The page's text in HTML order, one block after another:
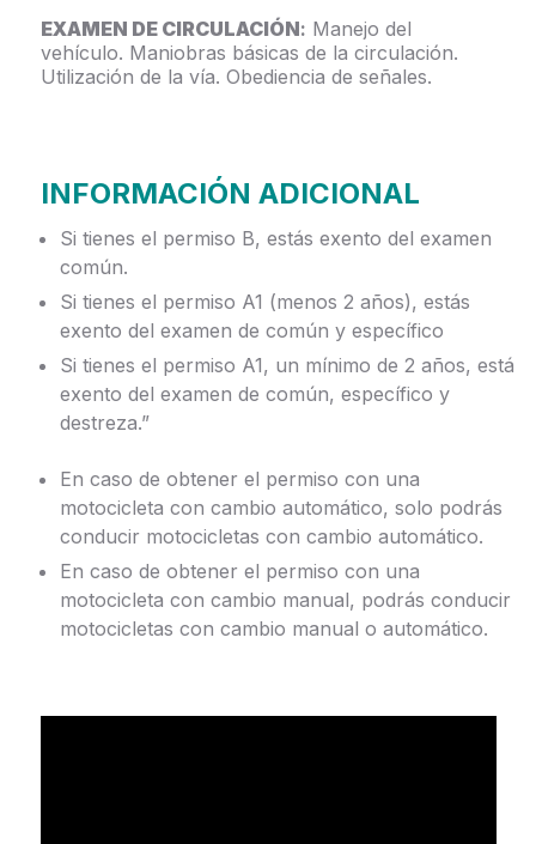
EXAMEN DE CIRCULACIÓN: Manejo del
vehículo. Maniobras básicas de la circulación.
Utilización de la vía. Obediencia de señales.
INFORMACIÓN ADICIONAL
Si tienes el permiso B, estás exento del examen
común.
Si tienes el permiso A1 (menos 2 años), estás
exento del examen de común y específico
Si tienes el permiso A1, un mínimo de 2 años, está
exento del examen de común, específico y
destreza.”
En caso de obtener el permiso con una
motocicleta con cambio automático, solo podrás
conducir motocicletas con cambio automático.
En caso de obtener el permiso con una
motocicleta con cambio manual, podrás conducir
motocicletas con cambio manual o automático.